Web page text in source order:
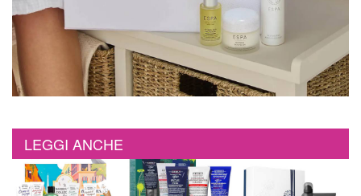
LEGGI ANCHE